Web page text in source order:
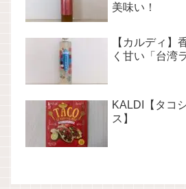
美味い！
【カルディ】
く甘い「台湾
KALDI【タコ
ス】